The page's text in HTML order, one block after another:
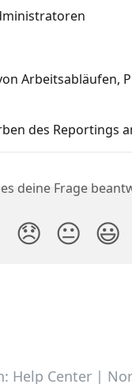
Arbeitsabläufen,
des Reportings
deine Frage
😞 😐 😃